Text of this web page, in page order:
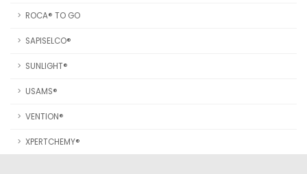
ROCA® TO GO
SAPISELCO®
SUNLIGHT®
USAMS®
VENTION®
XPERTCHEMY®